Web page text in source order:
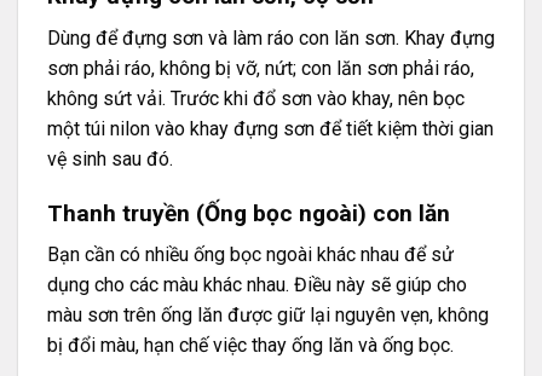
Dùng để đựng sơn và làm ráo con lăn sơn. Khay đựng
sơn phải ráo, không bị vỡ, nứt; con lăn sơn phải ráo,
không sứt vải. Trước khi đổ sơn vào khay, nên bọc
một túi nilon vào khay đựng sơn để tiết kiệm thời gian
vệ sinh sau đó.
Thanh truyền (Ống bọc ngoài) con lăn
Bạn cần có nhiều ống bọc ngoài khác nhau để sử
dụng cho các màu khác nhau. Điều này sẽ giúp cho
màu sơn trên ống lăn được giữ lại nguyên vẹn, không
bị đổi màu, hạn chế việc thay ống lăn và ống bọc.